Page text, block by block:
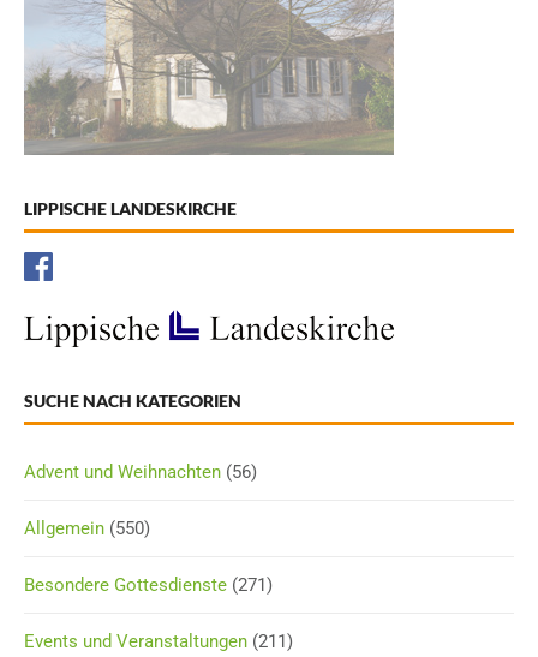
LIPPISCHE LANDESKIRCHE
SUCHE NACH KATEGORIEN
Advent und Weihnachten (56)
Allgemein (550)
Besondere Gottesdienste (271)
Events und Veranstaltungen (211)